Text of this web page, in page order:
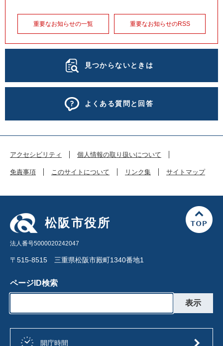
重要なお知らせの一覧 重要なお知らせのRSS
見つからないときは
よくある質問と回答
アクセシビリティ 個人情報の取り扱いについて
免責事項 このサイトについて リンク集 サイトマップ
松阪市役所
法人番号5000020242047
〒515-8515 三重県松阪市殿町1340番地1
ページID検索
開庁時間